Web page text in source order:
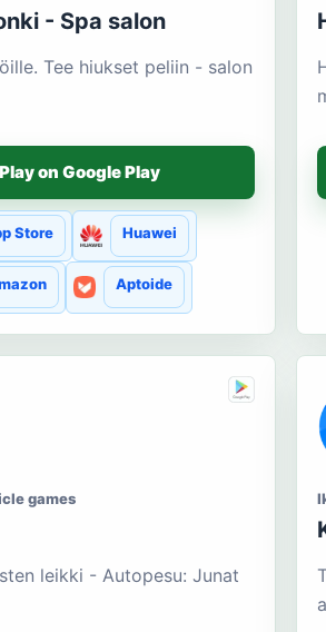
- Spa salon
Tee hiukset peliin - salon
Play on Google Play
Store Huawei
Aptoide
games
leikki - Autopesu: Junat